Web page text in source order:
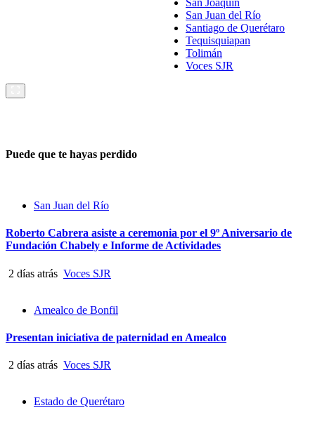
San Juan del Río
Santiago de Querétaro
Tequisquiapan
Tolimán
Voces SJR
Puede que te hayas perdido
San Juan del Río
Roberto Cabrera asiste a ceremonia por el 9º Aniversario de
Fundación Chabely e Informe de Actividades
2 días atrás Voces SJR
Amealco de Bonfil
Presentan iniciativa de paternidad en Amealco
2 días atrás Voces SJR
Estado de Querétaro